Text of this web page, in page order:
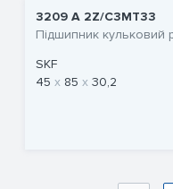
3209 A 2Z/C3MT33
Підшипник кульковий
SKF
45
85 30,2